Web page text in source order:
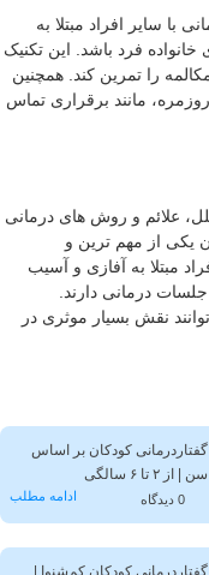
سایر افراد مبتلا به
فرد باشد. این تکنیک
را تمرین کند. همچنین
مانند برقراری تماس
علائم و روش های درمانی
یکی از مهم ترین و
مبتلا به آفازی و آسیب
درمانی دارند.
نقش بسیار موثری در
کودکان بر اساس
از ۲ تا ۶ سالگی
ادامه مطلب
کودکان کم‌شنوا |